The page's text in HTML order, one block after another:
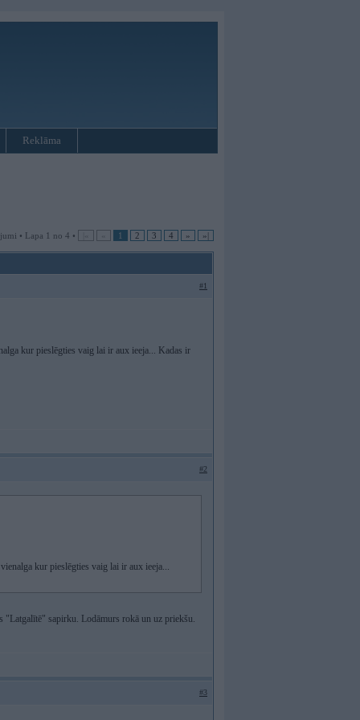
Reklāma
• Lapa 1 no 4 • |« « 1 2 3 4 » »|
#1
kur pieslēgties vaig lai ir aux ieeja... Kadas ir
#2
kur pieslēgties vaig lai ir aux ieeja...
"Latgalītē" sapirku. Lodāmurs rokā un uz priekšu.
#3